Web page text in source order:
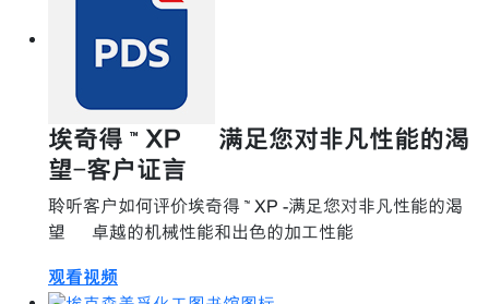
埃奇得 ™ XP – 满足您对非凡性能的渴
望-客户证言
聆听客户如何评价埃奇得 ™ XP -满足您对非凡性能的渴
望 – 卓越的机械性能和出色的加工性能
观看视频